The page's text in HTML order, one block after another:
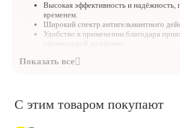
Высокая эффективность и надёжность,
временем.
Широкий спектр антигельминтного
Удобство в применении благодаря
оптимальной дозировке.
С этим товаром покупают